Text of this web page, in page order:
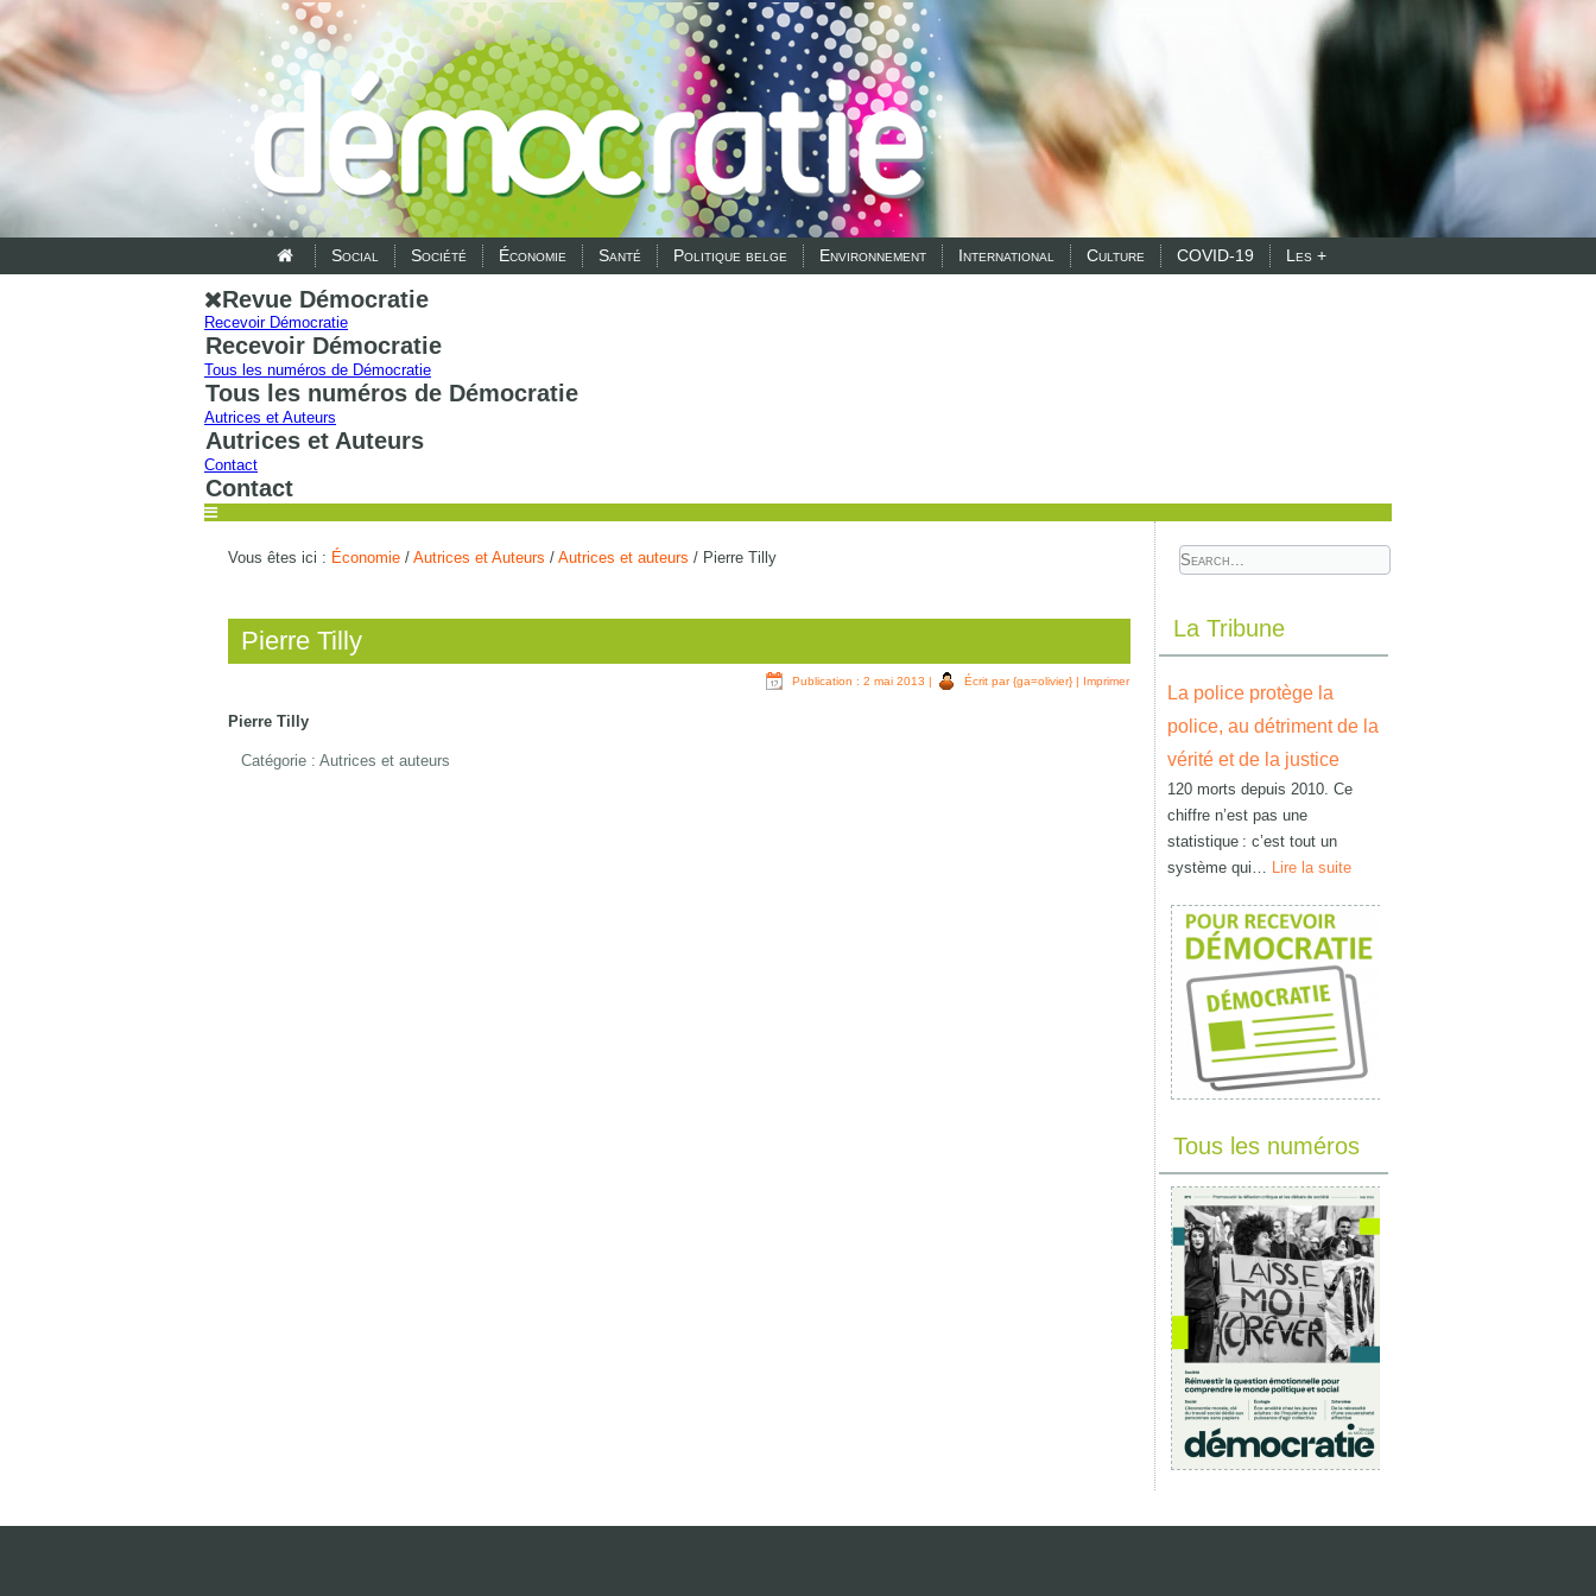
Social Société Économie Santé Politique belge Environnement International Culture COVID-19 Les +
Revue Démocratie
Recevoir Démocratie
Recevoir Démocratie
Tous les numéros de Démocratie
Tous les numéros de Démocratie
Autrices et Auteurs
Autrices et Auteurs
Contact
Contact
Vous êtes ici : Économie / Autrices et Auteurs / Autrices et auteurs / Pierre Tilly
Pierre Tilly
Publication : 2 mai 2013 | Écrit par {ga=olivier} | Imprimer
Pierre Tilly
Catégorie : Autrices et auteurs
La Tribune
La police protège la
police, au détriment de la
vérité et de la justice
120 morts depuis 2010. Ce
chiffre n’est pas une
statistique : c’est tout un
système qui… Lire la suite
Tous les numéros